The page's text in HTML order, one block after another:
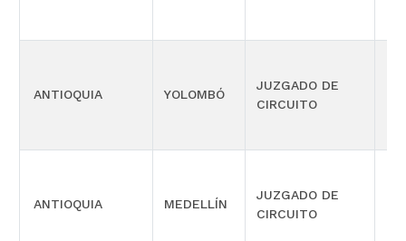
ANTIOQUIA YOLOMBÓ
JUZGADO DE
CIRCUITO
ANTIOQUIA MEDELLÍN
JUZGADO DE
CIRCUITO